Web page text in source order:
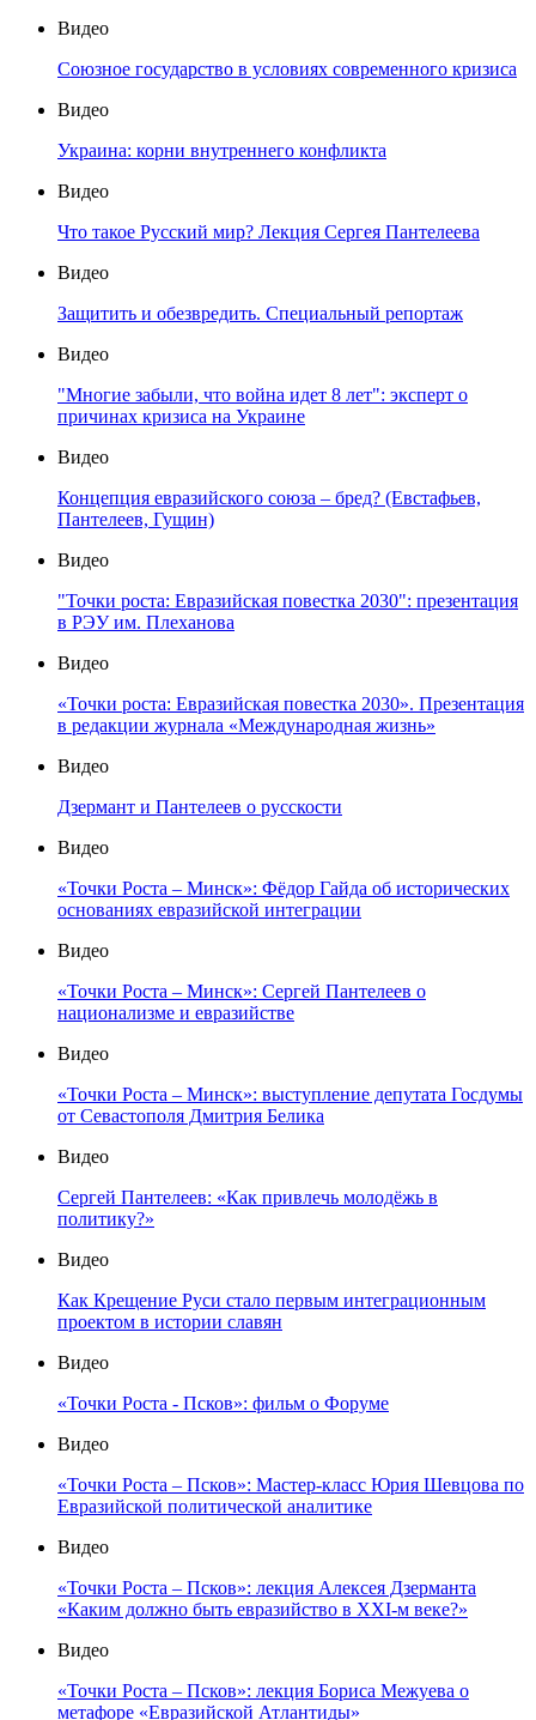
Видео
Союзное государство в условиях современного кризиса
Видео
Украина: корни внутреннего конфликта
Видео
Что такое Русский мир? Лекция Сергея Пантелеева
Видео
Защитить и обезвредить. Специальный репортаж
Видео
"Многие забыли, что война идет 8 лет": эксперт о
причинах кризиса на Украине
Видео
Концепция евразийского союза – бред? (Евстафьев,
Пантелеев, Гущин)
Видео
"Точки роста: Евразийская повестка 2030": презентация
в РЭУ им. Плеханова
Видео
«Точки роста: Евразийская повестка 2030». Презентация
в редакции журнала «Международная жизнь»
Видео
Дзермант и Пантелеев о русскости
Видео
«Точки Роста – Минск»: Фёдор Гайда об исторических
основаниях евразийской интеграции
Видео
«Точки Роста – Минск»: Сергей Пантелеев о
национализме и евразийстве
Видео
«Точки Роста – Минск»: выступление депутата Госдумы
от Севастополя Дмитрия Белика
Видео
Сергей Пантелеев: «Как привлечь молодёжь в
политику?»
Видео
Как Крещение Руси стало первым интеграционным
проектом в истории славян
Видео
«Точки Роста - Псков»: фильм о Форуме
Видео
«Точки Роста – Псков»: Мастер-класс Юрия Шевцова по
Евразийской политической аналитике
Видео
«Точки Роста – Псков»: лекция Алексея Дзерманта
«Каким должно быть евразийство в XXI-м веке?»
Видео
«Точки Роста – Псков»: лекция Бориса Межуева о
метафоре «Евразийской Атлантиды»